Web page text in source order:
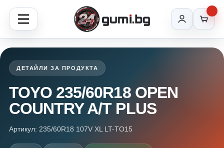
ДЕТАЙЛИ ЗА ПРОДУКТА
TOYO 235/60R18 OPEN
COUNTRY A/T PLUS
Артикул: 235/60R18 107V XL LT-TO15